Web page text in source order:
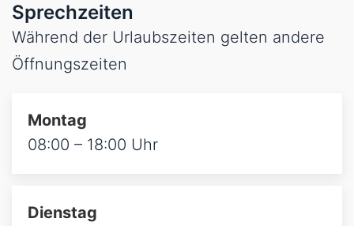
Sprechzeiten
Während der Urlaubszeiten gelten andere
Öffnungszeiten
Montag
08:00 – 18:00 Uhr
Dienstag